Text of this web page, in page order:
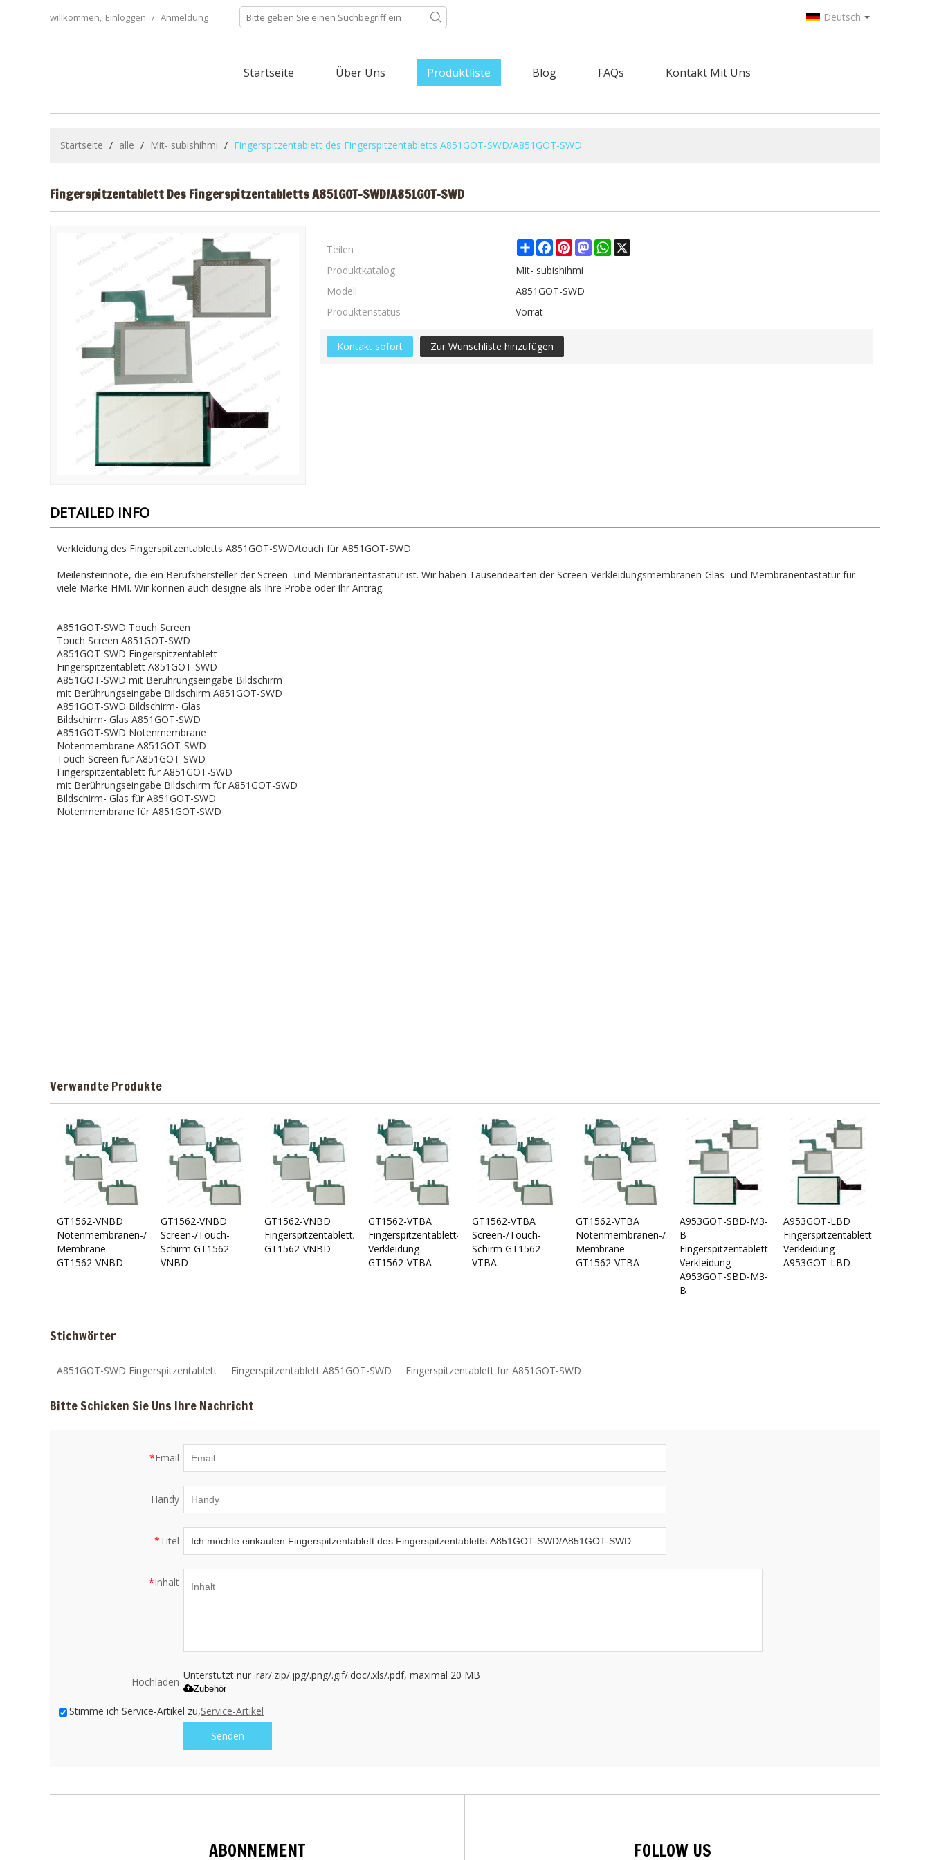
willkommen, Einloggen / Anmeldung Deutsch
Startseite Über Uns Produktliste Blog FAQs Kontakt Mit Uns
Startseite / alle / Mit- subishihmi / Fingerspitzentablett des Fingerspitzentabletts A851GOT-SWD/A851GOT-SWD
Fingerspitzentablett Des Fingerspitzentabletts A851GOT-SWD/A851GOT-SWD
Teilen ShareFacebook
PinterestMastodonWhatsApp
Produktkatalog
Mit- subishihmi
Modell
A851GOT-SWD
Produktenstatus
Vorrat
Kontakt sofort Zur Wunschliste hinzufügen
DETAILED INFO
Verkleidung des Fingerspitzentabletts A851GOT-SWD/touch für A851GOT-SWD.
Meilensteinnote, die ein Berufshersteller der Screen- und Membranentastatur ist. Wir haben Tausendearten der Screen-Verkleidungsmembranen-Glas- und Membranentastatur für
viele Marke HMI. Wir können auch designe als Ihre Probe oder Ihr Antrag.
A851GOT-SWD Touch Screen
Touch Screen A851GOT-SWD
A851GOT-SWD Fingerspitzentablett
Fingerspitzentablett A851GOT-SWD
A851GOT-SWD mit Berührungseingabe Bildschirm
mit Berührungseingabe Bildschirm A851GOT-SWD
A851GOT-SWD Bildschirm- Glas
Bildschirm- Glas A851GOT-SWD
A851GOT-SWD Notenmembrane
Notenmembrane A851GOT-SWD
Touch Screen für A851GOT-SWD
Fingerspitzentablett für A851GOT-SWD
mit Berührungseingabe Bildschirm für A851GOT-SWD
Bildschirm- Glas für A851GOT-SWD
Notenmembrane für A851GOT-SWD
Verwandte Produkte
GT1562-VNBD
Notenmembranen-/Touch-
Membrane
GT1562-VNBD
GT1562-VNBD
Screen-/Touch-
Schirm GT1562-
VNBD
GT1562-VNBD
Fingerspitzentablett/Fingerspitzentablett
GT1562-VNBD
GT1562-VTBA
Fingerspitzentablett-/Touch-
Verkleidung
GT1562-VTBA
GT1562-VTBA
Screen-/Touch-
Schirm GT1562-
VTBA
GT1562-VTBA
Notenmembranen-/Touch-
Membrane
GT1562-VTBA
A953GOT-SBD-M3-
B
Fingerspitzentablett-/Touch-
Verkleidung
A953GOT-SBD-M3-
B
A953GOT-LBD
Fingerspitzentablett-/Touch-
Verkleidung
A953GOT-LBD
Stichwörter
A851GOT-SWD Fingerspitzentablett Fingerspitzentablett A851GOT-SWD Fingerspitzentablett für A851GOT-SWD
Bitte Schicken Sie Uns Ihre Nachricht
*Email
Handy
*Titel
*Inhalt
Hochladen
Unterstützt nur .rar/.zip/.jpg/.png/.gif/.doc/.xls/.pdf, maximal 20 MB
Zubehör
Stimme ich Service-Artikel zu,Service-Artikel
Senden
ABONNEMENT FOLLOW US